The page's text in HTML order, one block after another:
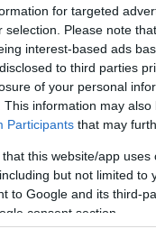
for targeted
selection. Please note
interest-based ads
to third parties
of your personal
This information may
Participants that may
that this website/app
but not limited to
to Google and its third-
consent section.
nem ad pluszt
nem pedig a
az
a
helye a
vagy
város, hiszen itt
szó. A felvetés